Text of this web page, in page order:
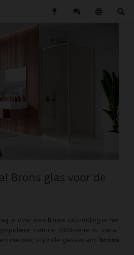
Brons glas voor de
je over een fraaie uitbreiding in het
natura 4000-serie is vanaf
nieuwe, stijlvolle glasvariant: brons